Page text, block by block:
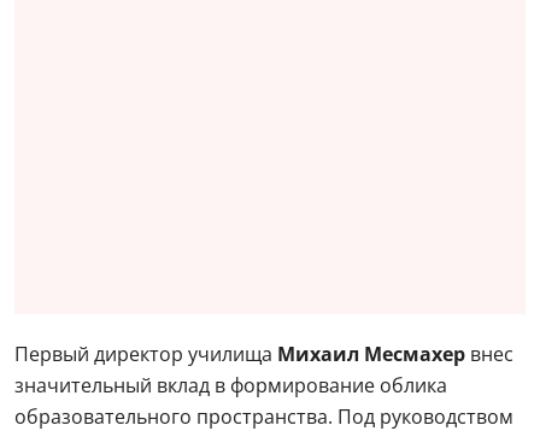
Первый директор училища Михаил Месмахер внес
значительный вклад в формирование облика
образовательного пространства. Под руководством